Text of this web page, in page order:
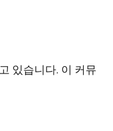
있습니다. 이 커뮤